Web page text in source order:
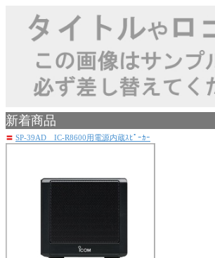
新着商品
〓 SP-39AD IC-R8600用電源内蔵ｽﾋﾟｰｶｰ